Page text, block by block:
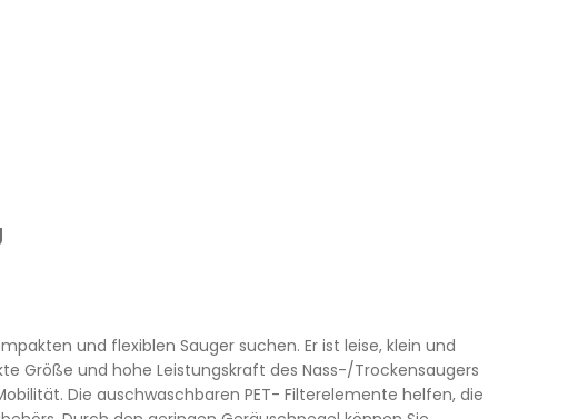
und flexiblen Sauger suchen. Er ist leise, klein und
Größe und hohe Leistungskraft des Nass-/Trockensaugers
Die auschwaschbaren PET- Filterelemente helfen, die